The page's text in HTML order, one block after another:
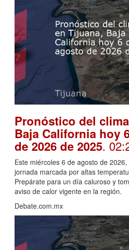
Pronóstico del
Baja California hoy
de 2026 de 2025.
Este miércoles 6 de agosto de
jornada marcada por altas
Prepárate para un día caluroso y
aviso de calor vigente en la región.
Debate.com.mx